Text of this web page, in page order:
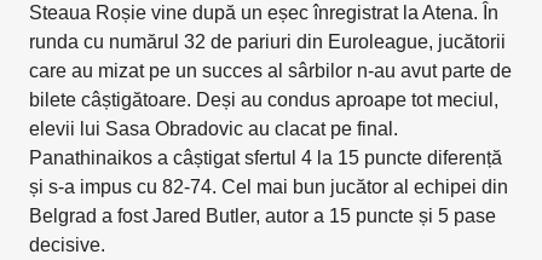
Steaua Roșie vine după un eșec înregistrat la Atena. În
runda cu numărul 32 de pariuri din Euroleague, jucătorii
care au mizat pe un succes al sârbilor n-au avut parte de
bilete câștigătoare. Deși au condus aproape tot meciul,
elevii lui Sasa Obradovic au clacat pe final.
Panathinaikos a câștigat sfertul 4 la 15 puncte diferență
și s-a impus cu 82-74. Cel mai bun jucător al echipei din
Belgrad a fost Jared Butler, autor a 15 puncte și 5 pase
decisive.